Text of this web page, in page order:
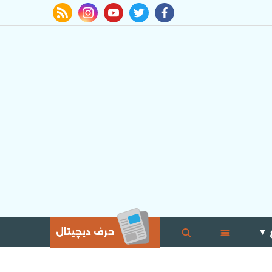
facebook
twitter
youtube
instagram
rss feed
▼ حرف ديچيتال